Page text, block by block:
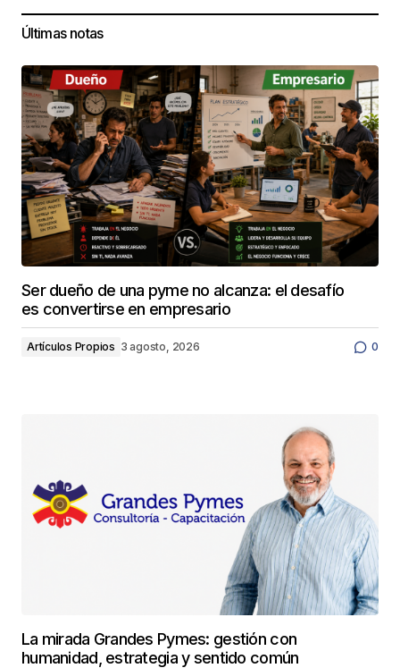
Últimas notas
Ser dueño de una pyme no alcanza: el desafío
es convertirse en empresario
Artículos Propios 3 agosto, 2026 0
La mirada Grandes Pymes: gestión con
humanidad, estrategia y sentido común